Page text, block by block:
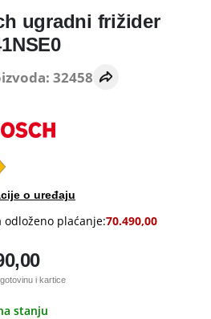
ugradni frižider
32458
o uređaju
odloženo plaćanje:70.490,00
i kartice
stanju